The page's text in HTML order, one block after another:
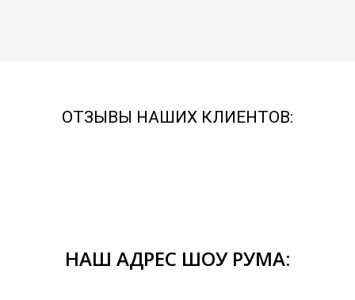
ОТЗЫВЫ НАШИХ КЛИЕНТОВ:
НАШ АДРЕС ШОУ РУМА: